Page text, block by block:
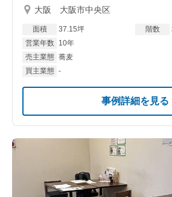
大阪 大阪市中央区
面積 37.15坪 階数
営業年数
10年
売主業態 蕎麦
買主業態 -
事例詳細を見る